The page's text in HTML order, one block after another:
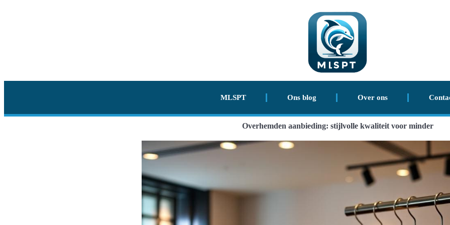
MLSPT Ons blog Over ons
Overhemden aanbieding: stijlvolle kwaliteit voor minder